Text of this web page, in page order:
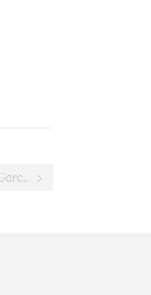
Philtre légendaire et centenaire – Garancia